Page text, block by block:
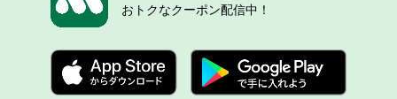
おトクなクーポン配信中！